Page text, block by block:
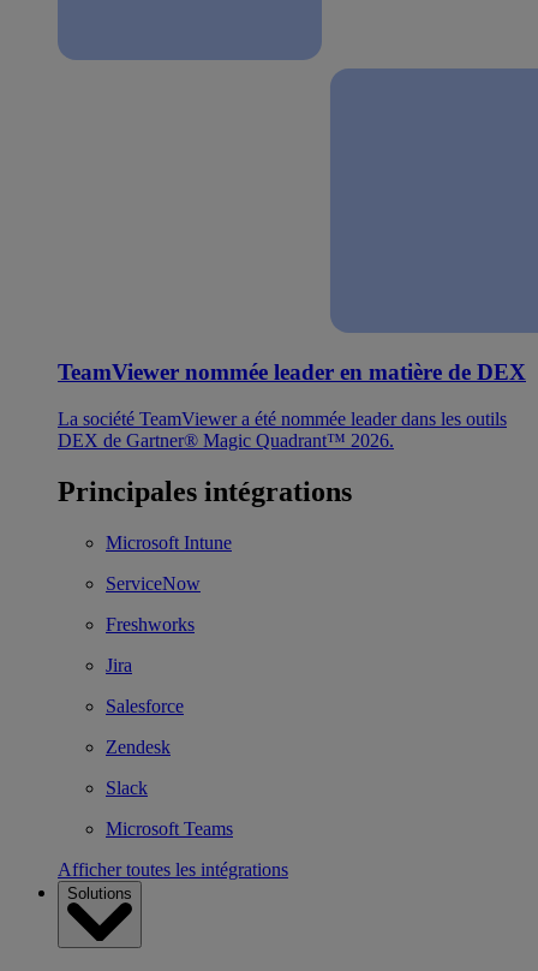
TeamViewer nommée leader en matière de DEX
La société TeamViewer a été nommée leader dans les outils
DEX de Gartner® Magic Quadrant™ 2026.
Principales intégrations
Microsoft Intune
ServiceNow
Freshworks
Jira
Salesforce
Zendesk
Slack
Microsoft Teams
Afficher toutes les intégrations
Solutions